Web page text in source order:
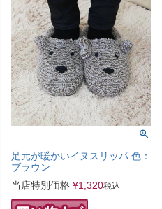
足元が暖かいイヌスリッパ 色：
ブラウン
当店特別価格 ¥1,320税込